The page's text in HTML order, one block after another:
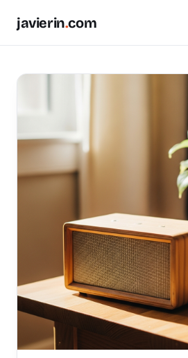
javierin.com